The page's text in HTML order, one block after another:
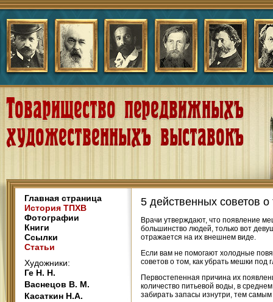
Главная страница
История ТПХВ
Фотографии
Книги
Ссылки
Статьи
Художники:
Ге Н. Н.
Васнецов В. М.
Касаткин Н.А.
5 действенных советов о
Врачи утверждают, что появление
большинство людей, только вот
отражается на их внешнем виде.
Если вам не помогают холодные
советов о том, как убрать мешки
Первостепенная причина их
количество питьевой воды, в
забирать запасы изнутри, тем